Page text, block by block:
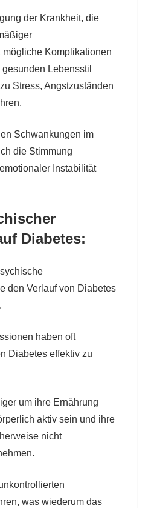
der Krankheit, die
mögliche Komplikationen
Lebensstil
Stress, Angstzuständen
Schwankungen im
die Stimmung
Instabilität
Diabetes:
den Verlauf von Diabetes
haben oft
Diabetes effektiv zu
um ihre Ernährung
aktiv sein und ihre
nicht
was wiederum das